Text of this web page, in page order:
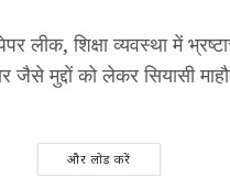
लीक, शिक्षा व्यवस्था में
जैसे मुद्दों को लेकर सियासी
और लोड करें